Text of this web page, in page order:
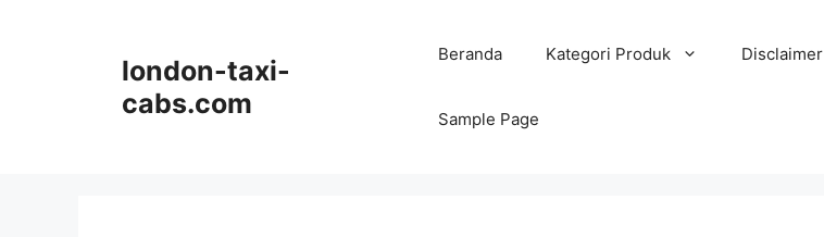
london-taxi-
cabs.com
Beranda Kategori Produk Disclaimer
Sample Page